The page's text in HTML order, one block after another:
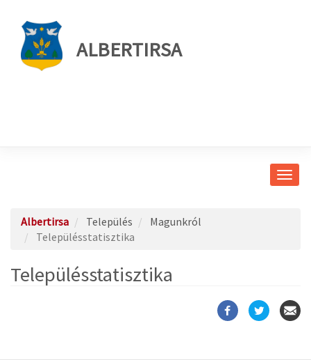
ALBERTIRSA
Albertirsa Település
Magunkról
Településstatisztika
Településstatisztika